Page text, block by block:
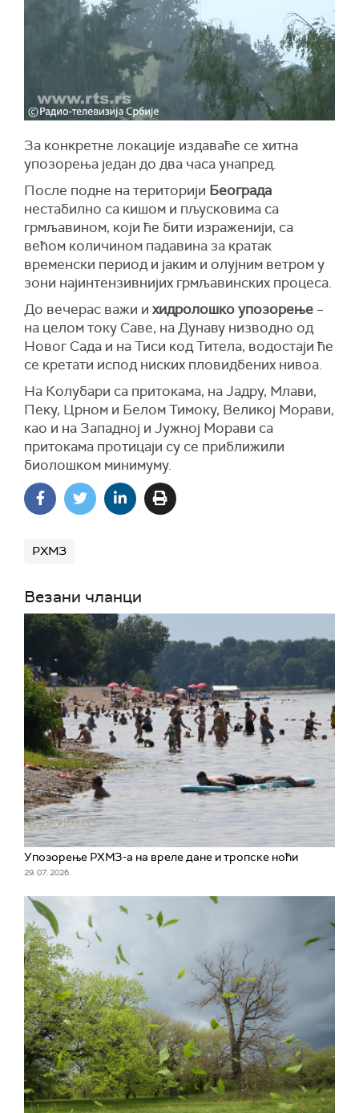
За конкретне локације издаваће се хитна
упозорења један до два часа унапред.
После подне на територији Београда
нестабилно са кишом и пљусковима са
грмљавином, који ће бити израженији, са
већом количином падавина за кратак
временски период и јаким и олујним ветром у
зони најинтензивнијих грмљавинских процеса.
До вечерас важи и хидролошко упозорење –
на целом току Саве, на Дунаву низводно од
Новог Сада и на Тиси код Титела, водостаји ће
се кретати испод ниских пловидбених нивоа.
На Колубари са притокама, на Јадру, Млави,
Пеку, Црном и Белом Тимоку, Великој Морави,
као и на Западној и Јужној Морави са
притокама протицаји су се приближили
биолошком минимуму.
РХМЗ
Везани чланци
Упозорење РХМЗ-а на вреле дане и тропске ноћи
29. 07. 2026.